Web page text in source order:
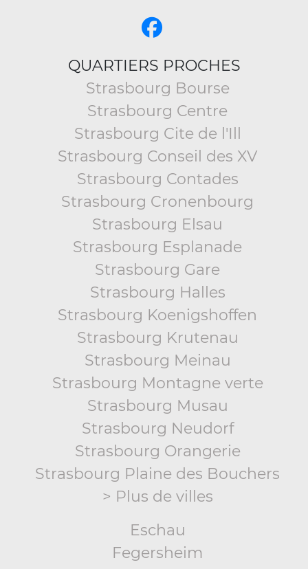
QUARTIERS PROCHES
Strasbourg Bourse
Strasbourg Centre
Strasbourg Cite de l'Ill
Strasbourg Conseil des XV
Strasbourg Contades
Strasbourg Cronenbourg
Strasbourg Elsau
Strasbourg Esplanade
Strasbourg Gare
Strasbourg Halles
Strasbourg Koenigshoffen
Strasbourg Krutenau
Strasbourg Meinau
Strasbourg Montagne verte
Strasbourg Musau
Strasbourg Neudorf
Strasbourg Orangerie
Strasbourg Plaine des Bouchers
> Plus de villes
Eschau
Fegersheim